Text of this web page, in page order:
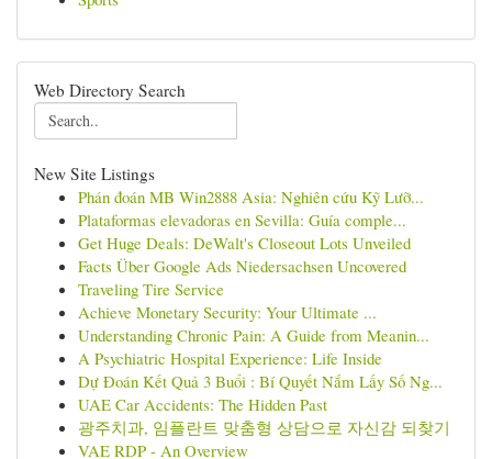
Web Directory Search
New Site Listings
Phán đoán MB Win2888 Asia: Nghiên cứu Kỹ Lưỡ...
Plataformas elevadoras en Sevilla: Guía comple...
Get Huge Deals: DeWalt's Closeout Lots Unveiled
Facts Über Google Ads Niedersachsen Uncovered
Traveling Tire Service
Achieve Monetary Security: Your Ultimate ...
Understanding Chronic Pain: A Guide from Meanin...
A Psychiatric Hospital Experience: Life Inside
Dự Đoán Kết Quả 3 Buổi : Bí Quyết Nắm Lấy Số Ng...
UAE Car Accidents: The Hidden Past
광주치과, 임플란트 맞춤형 상담으로 자신감 되찾기
VAE RDP - An Overview